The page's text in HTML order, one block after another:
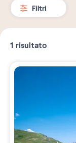
Filtri
1 risultato